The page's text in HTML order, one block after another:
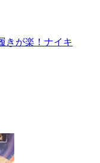
きが楽！ナイキ